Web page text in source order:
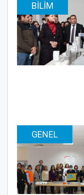
BILIM
GENEL